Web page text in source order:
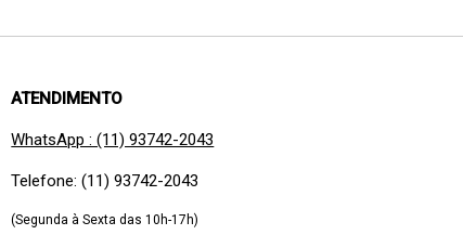
ATENDIMENTO
WhatsApp : (11) 93742-2043
Telefone: (11) 93742-2043
(Segunda à Sexta das 10h-17h)